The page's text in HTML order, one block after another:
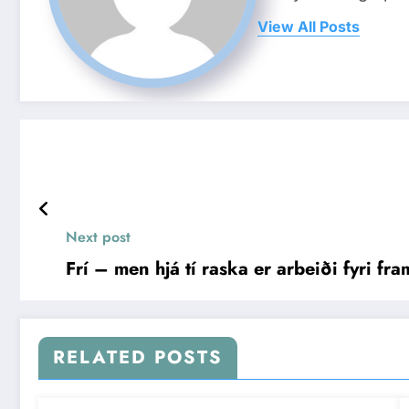
View All Posts
Next post
Frí – men hjá tí raska er arbeiði fyri
RELATED POSTS